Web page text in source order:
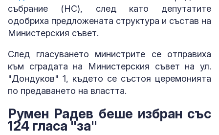
събрание (НС), след като депутатите
одобриха предложената структура и състав на
Министерския съвет.
След гласуването министрите се отправиха
към сградата на Министерския съвет на ул.
"Дондуков" 1, където се състоя церемонията
по предаването на властта.
Румен Радев беше избран със
124 гласа "за"